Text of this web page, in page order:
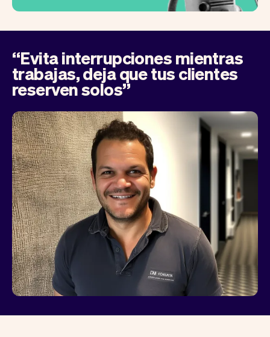
“Evita interrupciones mientras
trabajas, deja que tus clientes
reserven solos”